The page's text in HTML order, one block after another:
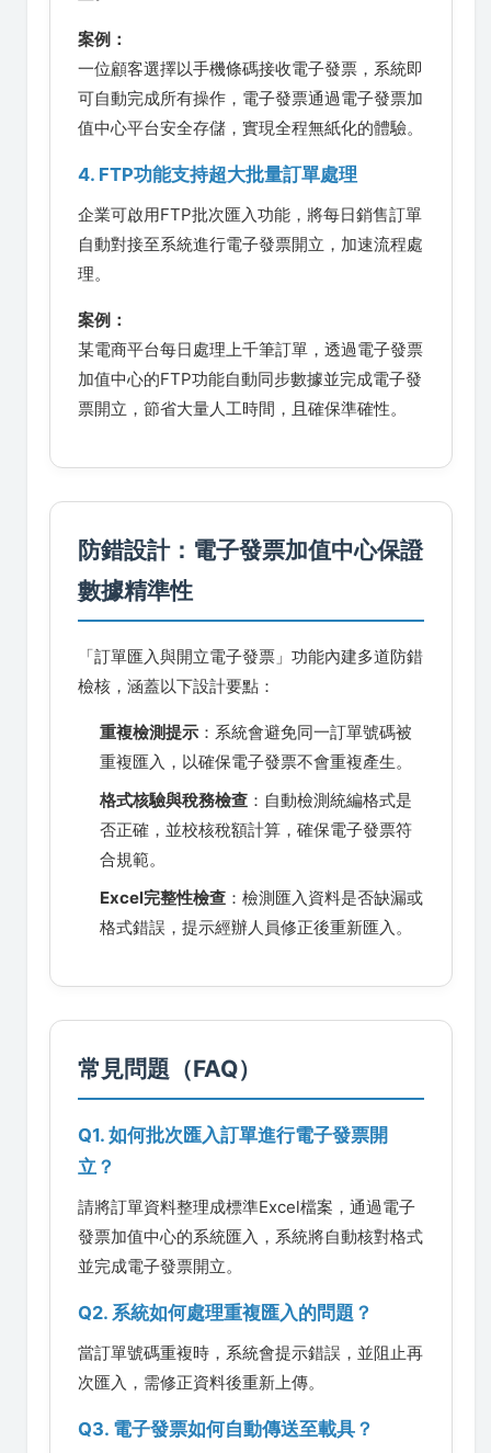
案例：
一位顧客選擇以手機條碼接收電子發票，系統即
可自動完成所有操作，電子發票通過電子發票加
值中心平台安全存儲，實現全程無紙化的體驗。
4. FTP功能支持超大批量訂單處理
企業可啟用FTP批次匯入功能，將每日銷售訂單
自動對接至系統進行電子發票開立，加速流程處
理。
案例：
某電商平台每日處理上千筆訂單，透過電子發票
加值中心的FTP功能自動同步數據並完成電子發
票開立，節省大量人工時間，且確保準確性。
防錯設計：電子發票加值中心保證
數據精準性
「訂單匯入與開立電子發票」功能內建多道防錯
檢核，涵蓋以下設計要點：
重複檢測提示 ：系統會避免同一訂單號碼被
重複匯入，以確保電子發票不會重複產生。
格式核驗與稅務檢查 ：自動檢測統編格式是
否正確，並校核稅額計算，確保電子發票符
合規範。
Excel完整性檢查 ：檢測匯入資料是否缺漏或
格式錯誤，提示經辦人員修正後重新匯入。
常見問題（FAQ）
Q1. 如何批次匯入訂單進行電子發票開
立？
請將訂單資料整理成標準Excel檔案，通過電子
發票加值中心的系統匯入，系統將自動核對格式
並完成電子發票開立。
Q2. 系統如何處理重複匯入的問題？
當訂單號碼重複時，系統會提示錯誤，並阻止再
次匯入，需修正資料後重新上傳。
Q3. 電子發票如何自動傳送至載具？